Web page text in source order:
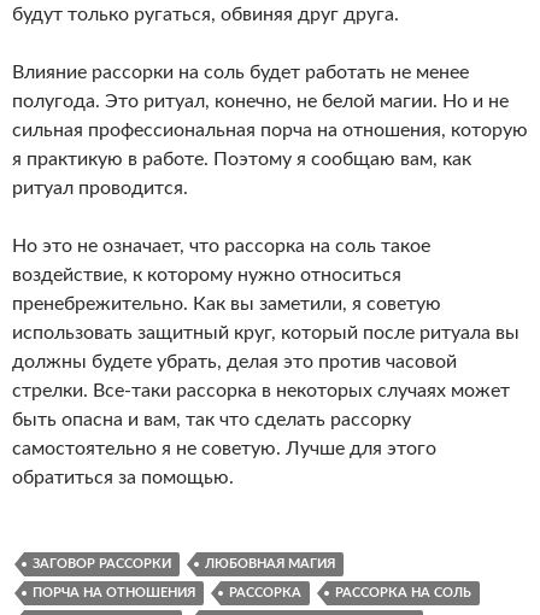
будут только ругаться, обвиняя друг друга.
Влияние рассорки на соль будет работать не менее
полугода. Это ритуал, конечно, не белой магии. Но и не
сильная профессиональная порча на отношения, которую
я практикую в работе. Поэтому я сообщаю вам, как
ритуал проводится.
Но это не означает, что рассорка на соль такое
воздействие, к которому нужно относиться
пренебрежительно. Как вы заметили, я советую
использовать защитный круг, который после ритуала вы
должны будете убрать, делая это против часовой
стрелки. Все-таки рассорка в некоторых случаях может
быть опасна и вам, так что сделать рассорку
самостоятельно я не советую. Лучше для этого
обратиться за помощью.
ЗАГОВОР РАССОРКИ ЛЮБОВНАЯ МАГИЯ
ПОРЧА НА ОТНОШЕНИЯ РАССОРКА РАССОРКА НА СОЛЬ